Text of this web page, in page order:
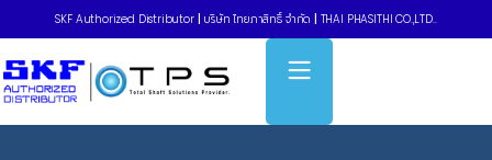
SKF Authorized Distributor บริษัท ไทยภาสิทธิ์ จำกัด THAI PHASITHI CO.,LTD..